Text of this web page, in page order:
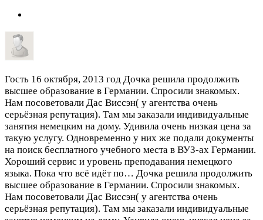
Гость 16 октября, 2013 год Дочка решила продолжить
высшее образование в Германии. Спросили знакомых.
Нам посоветовали Дас Виссэн( у агентства очень
серьёзная репутация). Там мы заказали индивидуальные
занятия немецким на дому. Удивила очень низкая цена за
такую услугу. Одновременно у них же подали документы
на поиск бесплатного учебного места в ВУЗ-ах Германии.
Хороший сервис и уровень преподавания немецкого
языка. Пока что всё идёт по… Дочка решила продолжить
высшее образование в Германии. Спросили знакомых.
Нам посоветовали Дас Виссэн( у агентства очень
серьёзная репутация). Там мы заказали индивидуальные